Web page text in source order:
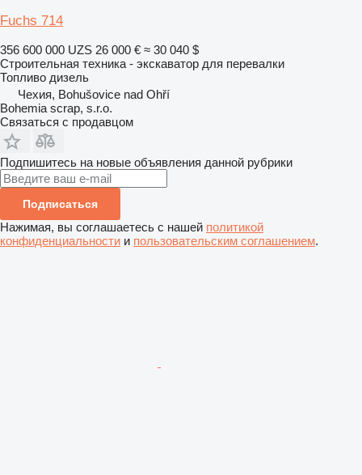
Fuchs 714
356 600 000 UZS 26 000 € ≈ 30 040 $
Строительная техника - экскаватор для перевалки
Топливо дизель
Чехия, Bohušovice nad Ohří
Bohemia scrap, s.r.o.
Связаться с продавцом
Подпишитесь на новые объявления данной рубрики
Подписаться
Нажимая, вы соглашаетесь с нашей политикой
конфиденциальности и пользовательским соглашением.